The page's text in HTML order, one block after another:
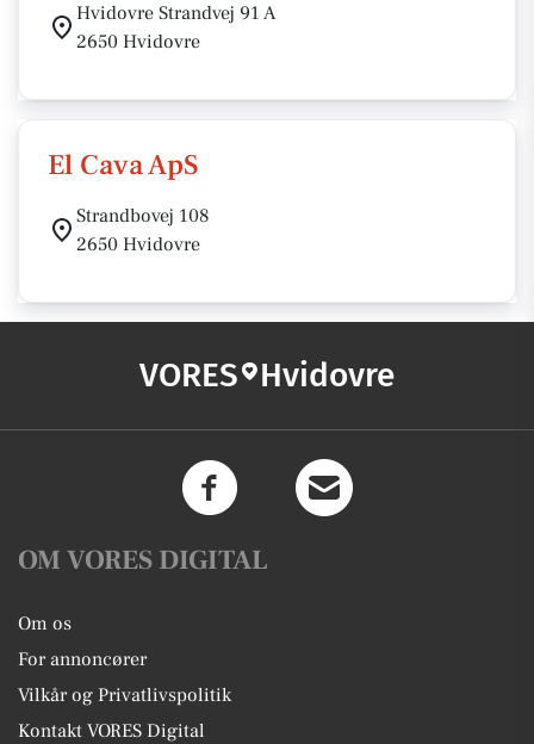
Hvidovre Strandvej 91 A
2650 Hvidovre
El Cava ApS
Strandbovej 108
2650 Hvidovre
VORES Hvidovre
OM VORES DIGITAL
Om os
For annoncører
Vilkår og Privatlivspolitik
Kontakt VORES Digital